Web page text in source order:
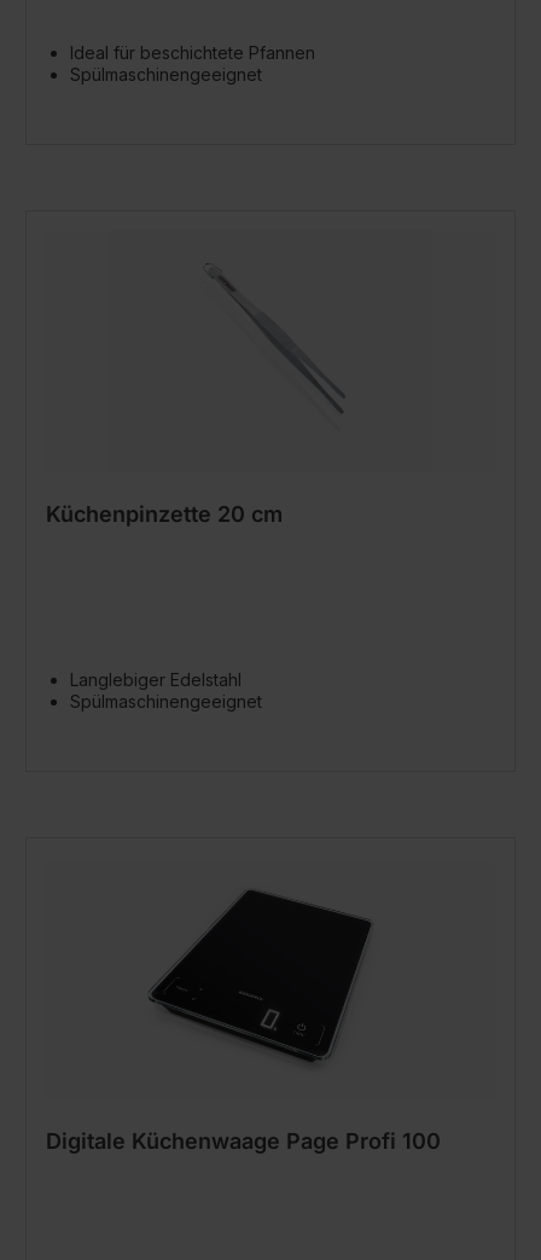
Ideal für beschichtete Pfannen
Spülmaschinengeeignet
Küchenpinzette 20 cm
Langlebiger Edelstahl
Spülmaschinengeeignet
Digitale Küchenwaage Page Profi 100